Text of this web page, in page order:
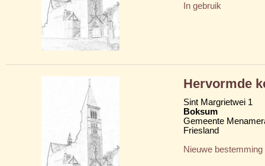
In gebruik
Hervormde
Sint Margrietwei 1
Boksum
Gemeente
Friesland
Nieuwe bestemming